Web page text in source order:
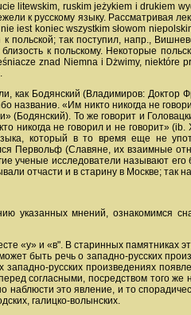
litewskim, ruskim jeżykiem i drukiem
к русскому языку. Рассматривая
iest koniec wszystkim słowom
польской; так поступил, напр.,
к польскому. Некоторые
znad Niemna i Dżwimy, niektóre
как Бодянский (Владимиров:
названиѳ. «Им никто никогда не
(Бодянский). То же говорит и
никогда не говорил и не говорит»
который в то время еще не
Первольф (Славяне, их взаимные
ученые исследователи называют
отчасти и в старину в Москве; так
указанных мнений, ознакомимся
«у» и «в". В старинных
быть речь о западно-русских
западно-русских произведениях
согласными, посредством того
наблюсти это явление, и то
галицко-волынских.